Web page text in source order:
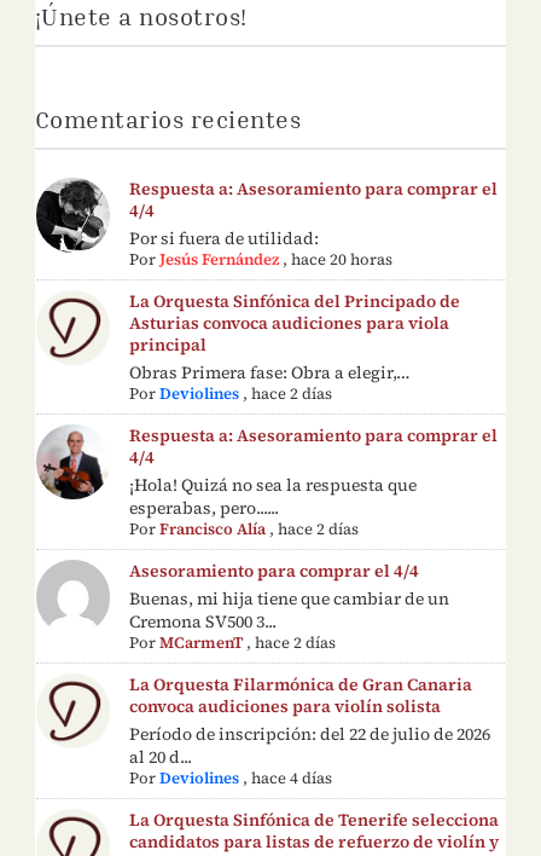
¡Únete a nosotros!
Comentarios recientes
Respuesta a: Asesoramiento para comprar el
4/4
Por si fuera de utilidad:
PorJesús Fernández ,hace 20 horas
La Orquesta Sinfónica del Principado de
Asturias convoca audiciones para viola
principal
Obras Primera fase: Obra a elegir,…
PorDeviolines ,hace 2 días
Respuesta a: Asesoramiento para comprar el
4/4
¡Hola! Quizá no sea la respuesta que
esperabas, pero......
PorFrancisco Alía ,hace 2 días
Asesoramiento para comprar el 4/4
Buenas, mi hija tiene que cambiar de un
Cremona SV500 3...
PorMCarmenT,hace 2 días
La Orquesta Filarmónica de Gran Canaria
convoca audiciones para violín solista
Período de inscripción: del 22 de julio de 2026
al 20 d...
PorDeviolines ,hace 4 días
La Orquesta Sinfónica de Tenerife selecciona
candidatos para listas de refuerzo de violín y